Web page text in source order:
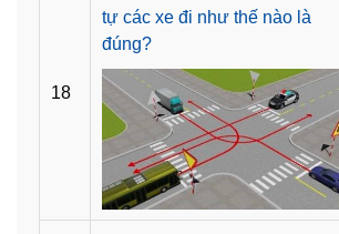
18
tự các xe đi như thế nào là
đúng?